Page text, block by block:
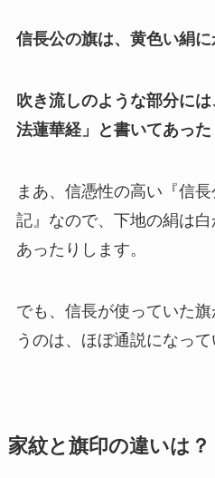
信長公の旗は、黄色い絹に
吹き流しのような部分に
法蓮華経」と書いてあった
まあ、信憑性の高い『信
記』なので、下地の絹は
あったりします。
でも、信長が使っていた
うのは、ほぼ通説になって
家紋と旗印の違いは？